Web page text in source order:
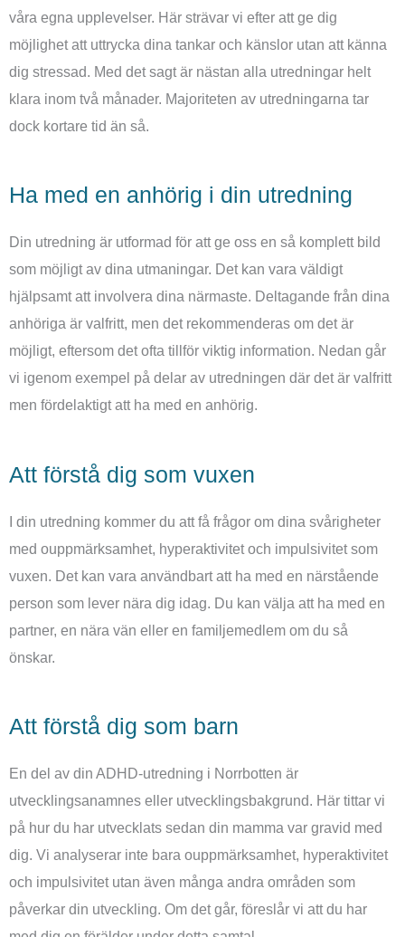
våra egna upplevelser. Här strävar vi efter att ge dig
möjlighet att uttrycka dina tankar och känslor utan att känna
dig stressad. Med det sagt är nästan alla utredningar helt
klara inom två månader. Majoriteten av utredningarna tar
dock kortare tid än så.
Ha med en anhörig i din utredning
Din utredning är utformad för att ge oss en så komplett bild
som möjligt av dina utmaningar. Det kan vara väldigt
hjälpsamt att involvera dina närmaste. Deltagande från dina
anhöriga är valfritt, men det rekommenderas om det är
möjligt, eftersom det ofta tillför viktig information. Nedan går
vi igenom exempel på delar av utredningen där det är valfritt
men fördelaktigt att ha med en anhörig.
Att förstå dig som vuxen
I din utredning kommer du att få frågor om dina svårigheter
med ouppmärksamhet, hyperaktivitet och impulsivitet som
vuxen. Det kan vara användbart att ha med en närstående
person som lever nära dig idag. Du kan välja att ha med en
partner, en nära vän eller en familjemedlem om du så
önskar.
Att förstå dig som barn
En del av din ADHD-utredning i Norrbotten är
utvecklingsanamnes eller utvecklingsbakgrund. Här tittar vi
på hur du har utvecklats sedan din mamma var gravid med
dig. Vi analyserar inte bara ouppmärksamhet, hyperaktivitet
och impulsivitet utan även många andra områden som
påverkar din utveckling. Om det går, föreslår vi att du har